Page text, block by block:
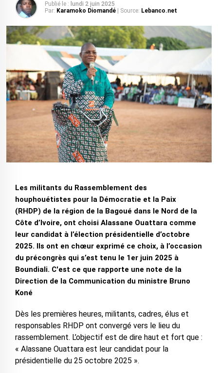
Publié le : lundi 2 juin 2025
Par: Karamoko Diomandé | Source: Lebanco.net
Les militants du Rassemblement des
houphouétistes pour la Démocratie et la Paix
(RHDP) de la région de la Bagoué dans le Nord de la
Côte d’Ivoire, ont choisi Alassane Ouattara comme
leur candidat à l’élection présidentielle d’octobre
2025. Ils ont en chœur exprimé ce choix, à l’occasion
du précongrès qui s’est tenu le 1er juin 2025 à
Boundiali. C'est ce que rapporte une note de la
Direction de la Communication du ministre Bruno
Koné
Dès les premières heures, militants, cadres, élus et
responsables RHDP ont convergé vers le lieu du
rassemblement. L’objectif est de dire haut et fort que :
« Alassane Ouattara est leur candidat pour la
présidentielle du 25 octobre 2025 ».